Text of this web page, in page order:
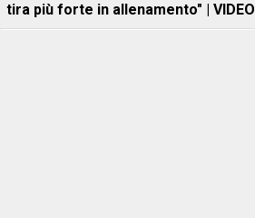
tira più forte in allenamento" | VIDEO